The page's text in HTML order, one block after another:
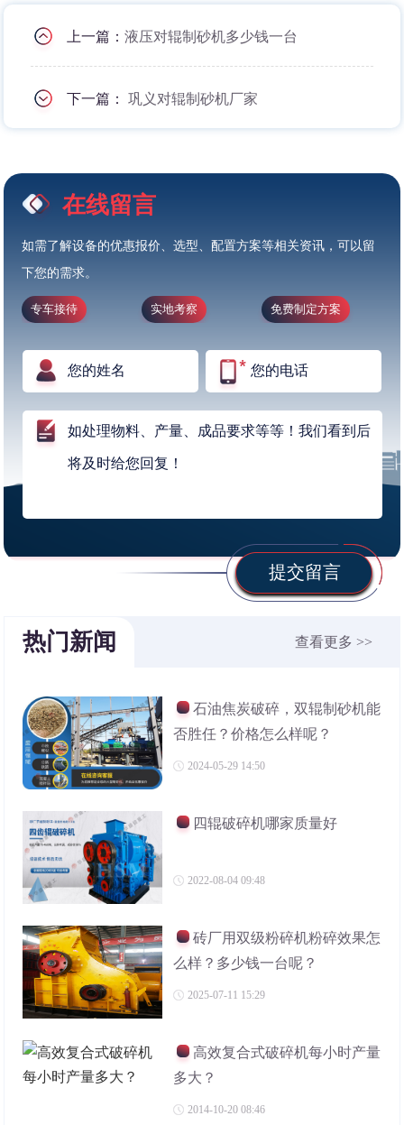
上一篇：液压对辊制砂机多少钱一台
下一篇：巩义对辊制砂机厂家
在线留言
如需了解设备的优惠报价、选型、配置方案等相关资讯，可以留
下您的需求。
专车接待 实地考察 免费制定方案
提交留言
热门新闻 查看更多 >>
石油焦炭破碎，双辊制砂机能
否胜任？价格怎么样呢？
2024-05-29 14:50
四辊破碎机哪家质量好
2022-08-04 09:48
砖厂用双级粉碎机粉碎效果怎
么样？多少钱一台呢？
2025-07-11 15:29
高效复合式破碎机每小时产量
多大？
2014-10-20 08:46